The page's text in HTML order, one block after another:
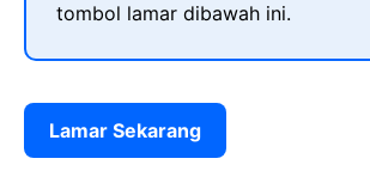
tombol lamar dibawah ini.
Lamar Sekarang